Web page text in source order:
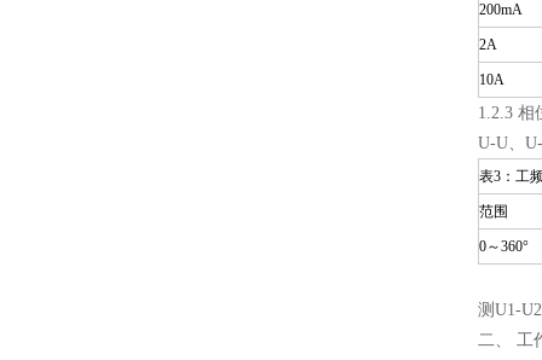
200mA
2A
10A
1.2.3 相
U-U、
表3：工
范围
0～360°
测U1-
二、 工